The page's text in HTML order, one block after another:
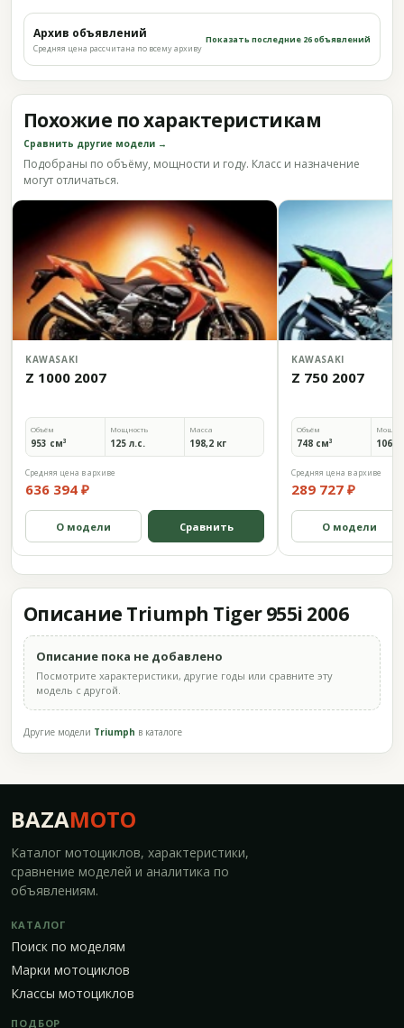
Архив объявлений
Средняя цена рассчитана по всему архиву
Показать последние 26 объявлений
Похожие по характеристикам
Сравнить другие модели →
Подобраны по объёму, мощности и году. Класс и назначение
могут отличаться.
KAWASAKI
Z 1000 2007
Объём
953 см³
Мощность
125 л.с.
Масса
198,2 кг
Средняя цена в архиве
636 394 ₽
О модели Сравнить
KAWASAKI
Z 750 2007
Объём
748 см³ 106
Средняя цена в архиве
289 727 ₽
О модели
Описание Triumph Tiger 955i 2006
Описание пока не добавлено
Посмотрите характеристики, другие годы или сравните эту
модель с другой.
Другие модели Triumph в каталоге
BAZAMOTO
Каталог мотоциклов, характеристики,
сравнение моделей и аналитика по
объявлениям.
КАТАЛОГ
Поиск по моделям
Марки мотоциклов
Классы мотоциклов
ПОДБОР